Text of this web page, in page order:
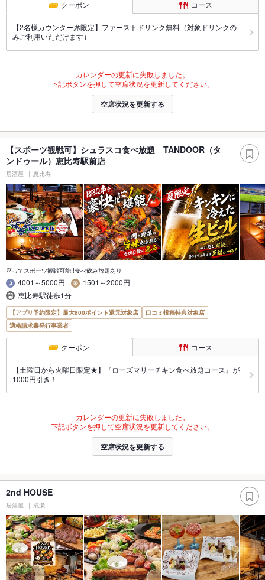
クーポン コース
【2名様カウンター席限定】ファーストドリンク無料（対象ドリンクの
みご利用いただけます）
カレンダーの更新に失敗しました。
下記ボタンを押して空席状況を更新してください。
空席状況を更新する
【スポーツ観戦可】シュラスコ食べ放題 TANDOOR（タ
ンドゥール）恵比寿駅前店
居酒屋 恵比寿
座ってスポーツ観戦可能!!食べ飲み放題あり
4001～5000円
1501～2000円
恵比寿駅徒歩1分
【アプリ予約限定】最大800ポイント還元対象店
口コミ投稿特典対象店
適格請求書発行事業者
クーポン コース
【土曜日から火曜日限定★】『ローズマリーチキン食べ放題コース』が
1000円引き！
カレンダーの更新に失敗しました。
下記ボタンを押して空席状況を更新してください。
空席状況を更新する
2nd HOUSE
居酒屋 成瀬